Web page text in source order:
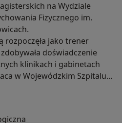
na Wydziale
Fizycznego im.
rozpoczęła jako trener
doświadczenie
klinikach i gabinetach
w Wojewódzkim Szpitalu
na oddziale chirurgii
w rehabilitacji